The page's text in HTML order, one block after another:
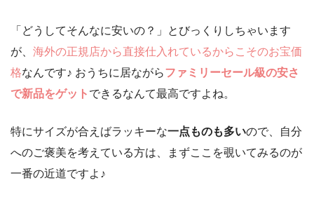
「どうしてそんなに安いの？」とびっくりしちゃいます
が、 海外の正規店から直接仕入れているからこそのお宝価
格なんです♪ おうちに居ながらファミリーセール級の安さ
で新品をゲット できるなんて最高ですよね。
特にサイズが合えばラッキーな一点ものも多いので、自分
へのご褒美を考えている方は、まずここを覗いてみるのが
一番の近道ですよ♪